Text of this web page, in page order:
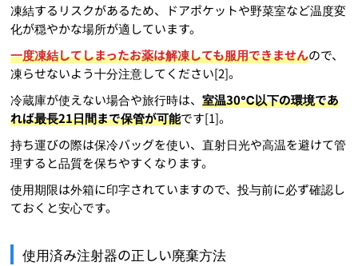
凍結するリスクがあるため、ドアポケットや野菜室など温度変
化が穏やかな場所が適しています。
一度凍結してしまったお薬は解凍しても服用できませんので、
凍らせないよう十分注意してください[2]。
冷蔵庫が使えない場合や旅行時は、室温30℃以下の環境であ
れば最長21日間まで保管が可能です[1]。
持ち運びの際は保冷バッグを使い、直射日光や高温を避けて管
理すると品質を保ちやすくなります。
使用期限は外箱に印字されていますので、投与前に必ず確認し
ておくと安心です。
使用済み注射器の正しい廃棄方法